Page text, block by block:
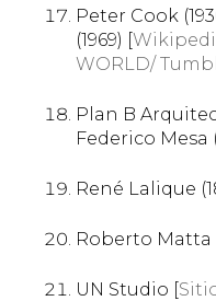
Peter Cook
(1969) [
WORLD/
Plan B
Federico Mesa
René Lalique
Roberto Matta
UN Studio [